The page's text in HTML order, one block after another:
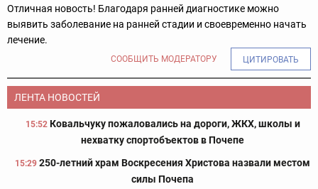
Отличная новость! Благодаря ранней диагностике можно
выявить заболевание на ранней стадии и своевременно начать
лечение.
СООБЩИТЬ МОДЕРАТОРУ ЦИТИРОВАТЬ
ЛЕНТА НОВОСТЕЙ
15:52 Ковальчуку пожаловались на дороги, ЖКХ, школы и
нехватку спортобъектов в Почепе
15:29 250-летний храм Воскресения Христова назвали местом
силы Почепа